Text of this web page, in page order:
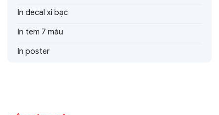
In decal xi bạc
In tem 7 màu
In poster